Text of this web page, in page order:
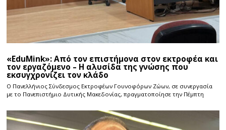
«EduMink»: Από τον επιστήμονα στον εκτροφέα και
τον εργαζόμενο – Η αλυσίδα της γνώσης που
εκσυγχρονίζει τον κλάδο
Ο Πανελλήνιος Σύνδεσμος Εκτροφέων Γουνοφόρων Ζώων, σε συνεργασία
με το Πανεπιστήμιο Δυτικής Μακεδονίας, πραγματοποίησε την Πέμπτη